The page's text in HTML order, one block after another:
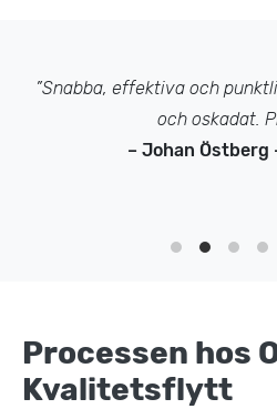
”Snabba, effektiva och
och oskadat.
– Johan Östberg
Processen hos
Kvalitetsflytt